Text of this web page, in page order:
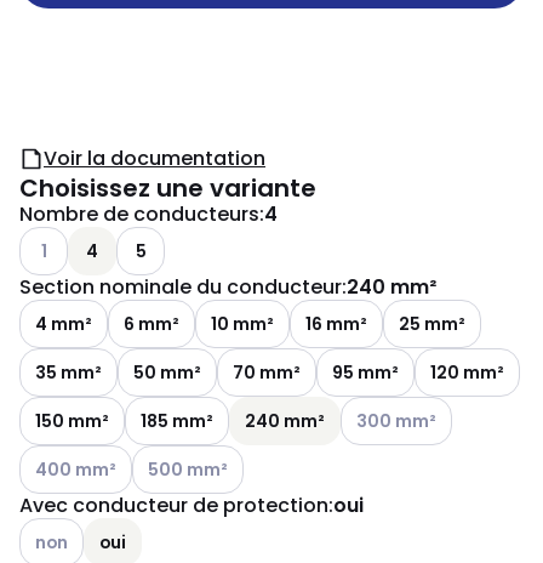
Voir la documentation
Choisissez une variante
Nombre de conducteurs:4
Autres variantes (combinaison actuelle impossible)
1 4 5
Section nominale du conducteur:240 mm²
4 mm² 6 mm² 10 mm² 16 mm²
25 mm²
35 mm²
50 mm² 70 mm² 95 mm²
120 mm²
150 mm²
185 mm² 240 mm² Autres variantes
300 mm²
Autres variantes (combinaison actuelle impossible)
400 mm² Autres variantes (combinaison actuelle
500 mm²
Avec conducteur de protection:oui
Autres variantes (combinaison actuelle impossible)
non oui